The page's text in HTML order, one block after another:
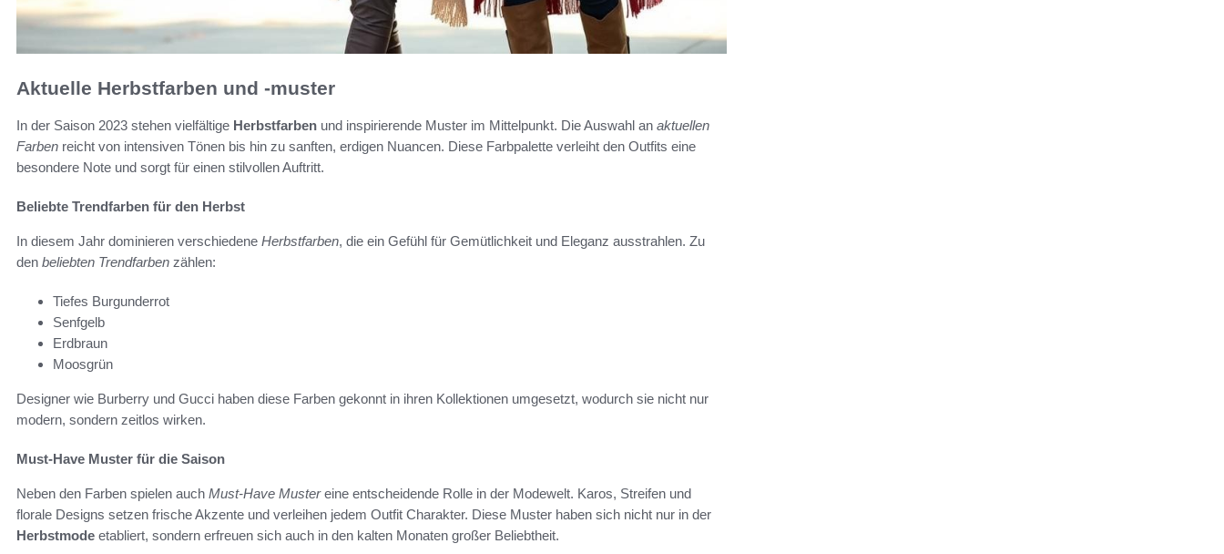
Aktuelle Herbstfarben und -muster
In der Saison 2023 stehen vielfältige Herbstfarben und inspirierende Muster im Mittelpunkt. Die Auswahl an aktuellen
Farben reicht von intensiven Tönen bis hin zu sanften, erdigen Nuancen. Diese Farbpalette verleiht den Outfits eine
besondere Note und sorgt für einen stilvollen Auftritt.
Beliebte Trendfarben für den Herbst
In diesem Jahr dominieren verschiedene Herbstfarben, die ein Gefühl für Gemütlichkeit und Eleganz ausstrahlen. Zu
den beliebten Trendfarben zählen:
Tiefes Burgunderrot
Senfgelb
Erdbraun
Moosgrün
Designer wie Burberry und Gucci haben diese Farben gekonnt in ihren Kollektionen umgesetzt, wodurch sie nicht nur
modern, sondern zeitlos wirken.
Must-Have Muster für die Saison
Neben den Farben spielen auch Must-Have Mustereine entscheidende Rolle in der Modewelt. Karos, Streifen und
florale Designs setzen frische Akzente und verleihen jedem Outfit Charakter. Diese Muster haben sich nicht nur in der
Herbstmode etabliert, sondern erfreuen sich auch in den kalten Monaten großer Beliebtheit.